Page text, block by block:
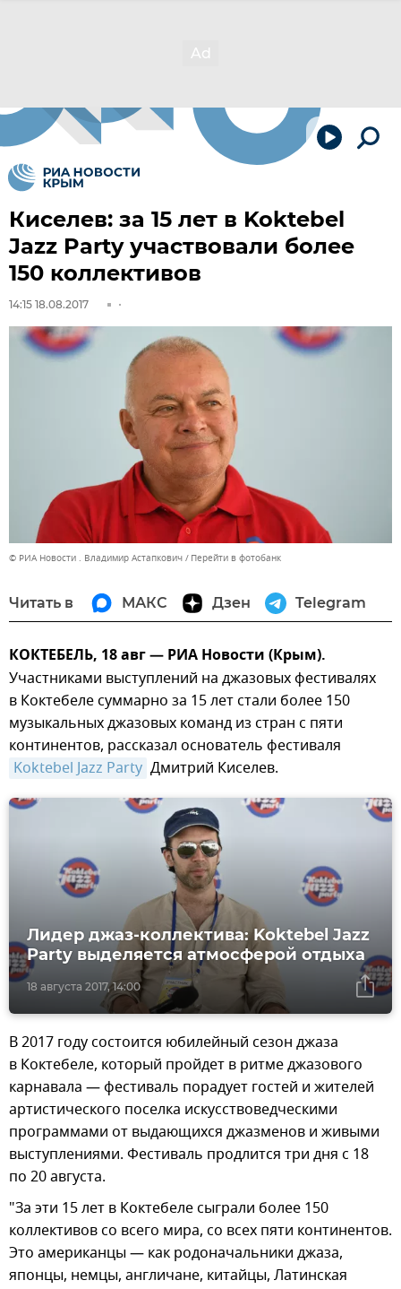
Киселев: за 15 лет в Koktebel
Jazz Party участвовали более
150 коллективов
14:15 18.08.2017
© РИА Новости . Владимир Астапкович Перейти в фотобанк
Читать в МАКС Дзен Telegram
КОКТЕБЕЛЬ, 18 авг — РИА Новости (Крым).
Участниками выступлений на джазовых фестивалях
в Коктебеле суммарно за 15 лет стали более 150
музыкальных джазовых команд из стран с пяти
континентов, рассказал основатель фестиваля
Koktebel Jazz Party Дмитрий Киселев.
18 августа 2017, 14:00
Лидер джаз-коллектива: Koktebel Jazz
Party выделяется атмосферой отдыха
В 2017 году состоится юбилейный сезон джаза
в Коктебеле, который пройдет в ритме джазового
карнавала — фестиваль порадует гостей и жителей
артистического поселка искусствоведческими
программами от выдающихся джазменов и живыми
выступлениями. Фестиваль продлится три дня с 18
по 20 августа.
"За эти 15 лет в Коктебеле сыграли более 150
коллективов со всего мира, со всех пяти континентов.
Это американцы — как родоначальники джаза,
японцы, немцы, англичане, китайцы, Латинская